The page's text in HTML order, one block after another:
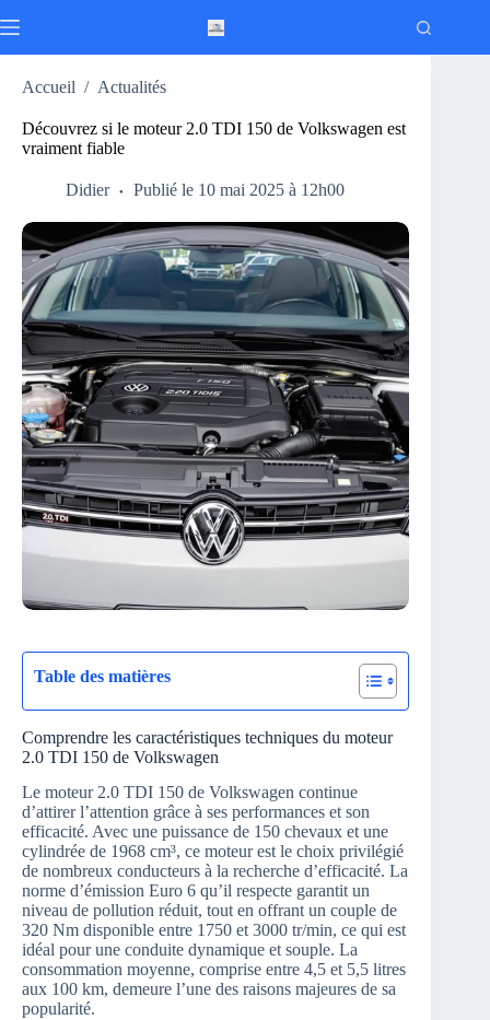
au
Accueil / Actualités
Découvrez si le moteur 2.0 TDI 150 de Volkswagen est
vraiment fiable
Didier Publié le 10 mai 2025 à 12h00
Table des matières
Comprendre les caractéristiques techniques du moteur
2.0 TDI 150 de Volkswagen
Le moteur 2.0 TDI 150 de Volkswagen continue
d’attirer l’attention grâce à ses performances et son
efficacité. Avec une puissance de 150 chevaux et une
cylindrée de 1968 cm³, ce moteur est le choix privilégié
de nombreux conducteurs à la recherche d’efficacité. La
norme d’émission Euro 6 qu’il respecte garantit un
niveau de pollution réduit, tout en offrant un couple de
320 Nm disponible entre 1750 et 3000 tr/min, ce qui est
idéal pour une conduite dynamique et souple. La
consommation moyenne, comprise entre 4,5 et 5,5 litres
aux 100 km, demeure l’une des raisons majeures de sa
popularité.